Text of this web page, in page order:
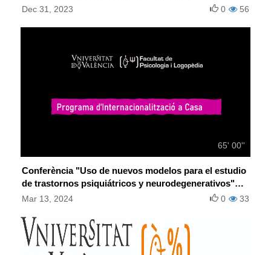
Dec 31, 2023 56
0
65' 00''
Conferència "Uso de nuevos modelos para el estudio
de trastornos psiquiátricos y neurodegenerativos"
(Marta Pardo, UV)
Mar 13, 2024 33
0